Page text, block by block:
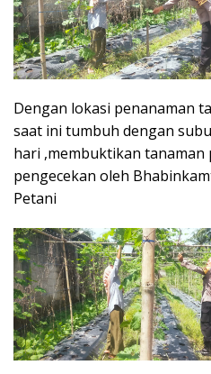
Dengan lokasi penanaman
saat ini tumbuh dengan
hari ,membuktikan tanaman
pengecekan oleh
Petani